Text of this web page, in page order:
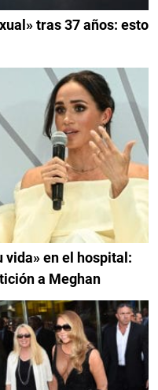
tras 37 años: esto
vida» en el hospital:
a Meghan